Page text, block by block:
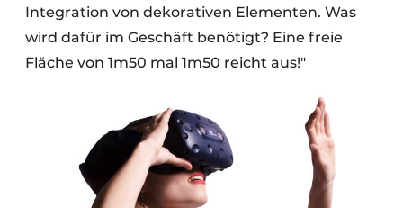
Integration von dekorativen Elementen. Was
wird dafür im Geschäft benötigt? Eine freie
Fläche von 1m50 mal 1m50 reicht aus!"